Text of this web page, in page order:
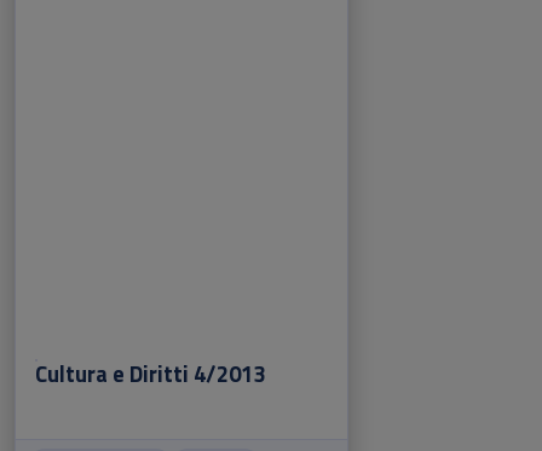
Cultura e Diritti 4/2013